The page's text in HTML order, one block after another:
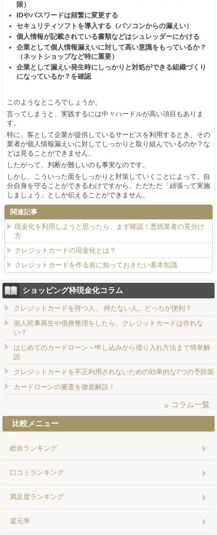
限）
IDやパスワードは頻繁に変更する
セキュリティソフトを導入する（パソコンからの漏えい）
個人情報が記載されている書類などはシュレッダーにかける
企業として個人情報漏えいに対して高い意識をもっているか？
（ネットショップなど特に重要）
企業として漏えい発生時にしっかりと対処ができる組織づくり
になっているか？を確認
このようなところでしょうか。
言ってしまうと、実践するには中々ハードルが高い項目もありま
す。
特に、客として企業が提供しているサービスを利用するとき、その
業者が個人情報漏えいに対してしっかりと取り組んでいるのか？な
どは見ることができません。
したがって、判断が難しいのも事実なのです。
しかし、こういった面をしっかりと対策していくことによって、自
分自身を守ることができるわけですから、ただただ「頑張って実施
しましょう」としか伝えることができません。
関連記事
現金化を利用しようと思ったら、まず確認！悪徳業者の見分け
方
クレジットカードの現金化とは？
クレジットカードを作る前に知っておきたい基本知識
ショッピング枠現金化コラム
クレジットカードを持つ人、 持たない人。どっちが便利？
個人民事再生や債務整理をしたら、クレジットカードは作れな
い？
はじめてのカードローン～申し込みから借り入れ方法まで簡単解
説
クレジットカードを不正利用されないための効果的な7つの予防策
カードローンの審査を徹底解説！
コラム一覧
比較メニュー
総合ランキング
口コミランキング
満足度ランキング
還元率